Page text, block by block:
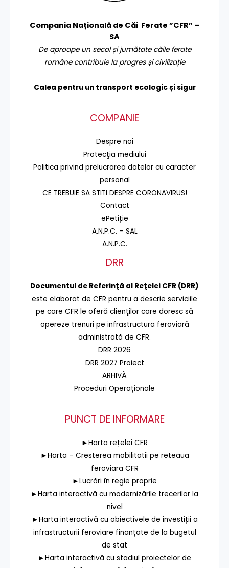
Compania Națională de Căi Ferate ”CFR” –
SA
De aproape un secol și jumătate căile ferate
române contribuie la progres și civilizație
Calea pentru un transport ecologic și sigur
COMPANIE
Despre noi
Protecţia mediului
Politica privind prelucrarea datelor cu caracter
personal
CE TREBUIE SA STITI DESPRE CORONAVIRUS!
Contact
ePetiție
A.N.P.C. – SAL
A.N.P.C.
DRR
Documentul de Referinţă al Reţelei CFR (DRR)
este elaborat de CFR pentru a descrie serviciile
pe care CFR le oferă clienţilor care doresc să
opereze trenuri pe infrastructura feroviară
administrată de CFR.
DRR 2026
DRR 2027 Proiect
ARHIVĂ
Proceduri Operaționale
PUNCT DE INFORMARE
►Harta rețelei CFR
►Harta – Cresterea mobilitatii pe reteaua
feroviara CFR
►Lucrări în regie proprie
►Harta interactivă cu modernizările trecerilor la
nivel
►Harta interactivă cu obiectivele de investiții a
infrastructurii feroviare finanțate de la bugetul
de stat
►Harta interactivă cu stadiul proiectelor de